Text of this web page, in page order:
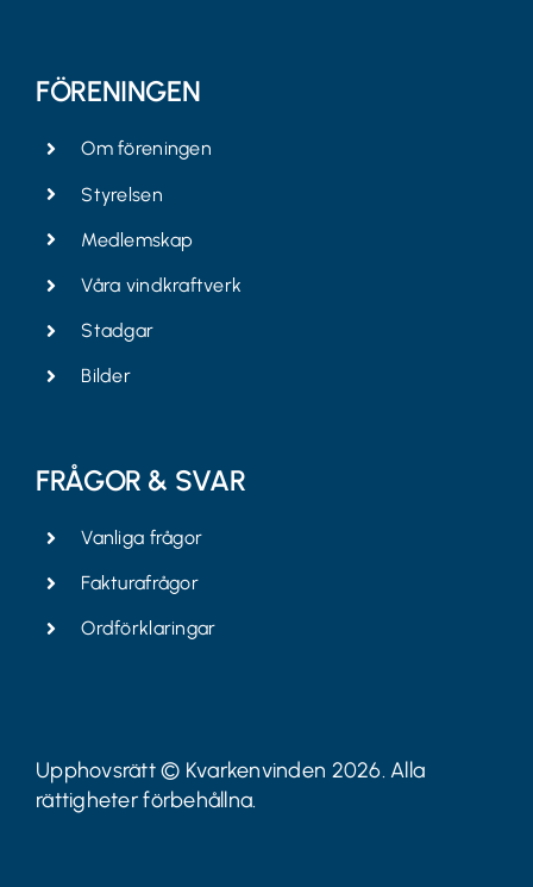
FÖRENINGEN
Om föreningen
Styrelsen
Medlemskap
Våra vindkraftverk
Stadgar
Bilder
FRÅGOR & SVAR
Vanliga frågor
Fakturafrågor
Ordförklaringar
Upphovsrätt © Kvarkenvinden 2026. Alla
rättigheter förbehållna.